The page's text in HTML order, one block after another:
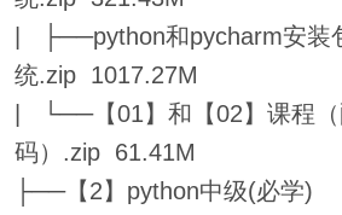
| ├──python和pycharm安装
统.zip 1017.27M
| └──【01】和【02】课程
码）.zip 61.41M
├──【2】python中级(必学)